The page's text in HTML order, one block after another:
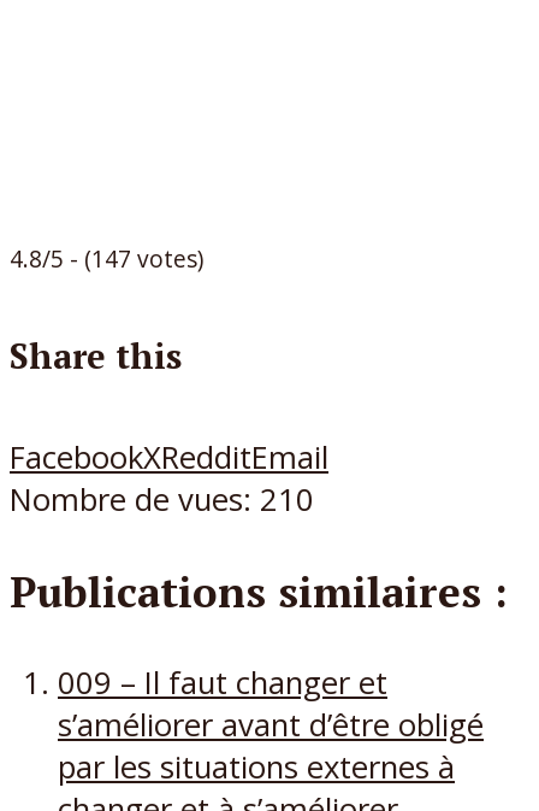
4.8/5 - (147 votes)
Share this
FacebookXRedditEmail
Nombre de vues: 210
Publications similaires :
009 – Il faut changer et
s’améliorer avant d’être obligé
par les situations externes à